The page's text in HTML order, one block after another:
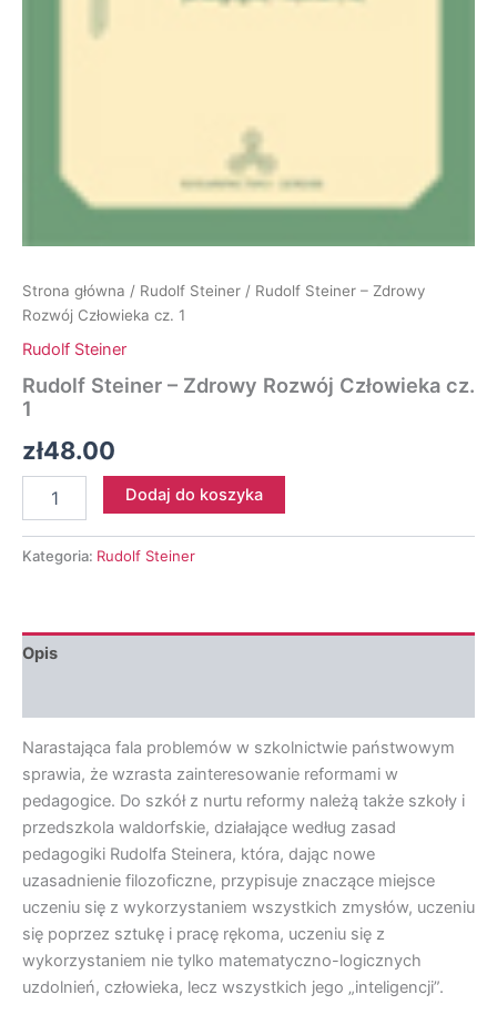
Strona główna / Rudolf Steiner / Rudolf Steiner – Zdrowy
Rozwój Człowieka cz. 1
Rudolf Steiner
Rudolf Steiner – Zdrowy Rozwój Człowieka cz.
1
zł48.00
Rudolf
-
cz.
1
Dodaj do koszyka
Kategoria: Rudolf Steiner
Opis
Narastająca fala problemów w szkolnictwie państwowym
sprawia, że wzrasta zainteresowanie reformami w
pedagogice. Do szkół z nurtu reformy należą także szkoły i
przedszkola waldorfskie, działające według zasad
pedagogiki Rudolfa Steinera, która, dając nowe
uzasadnienie filozoficzne, przypisuje znaczące miejsce
uczeniu się z wykorzystaniem wszystkich zmysłów, uczeniu
się poprzez sztukę i pracę rękoma, uczeniu się z
wykorzystaniem nie tylko matematyczno-logicznych
uzdolnień, człowieka, lecz wszystkich jego „inteligencji”.